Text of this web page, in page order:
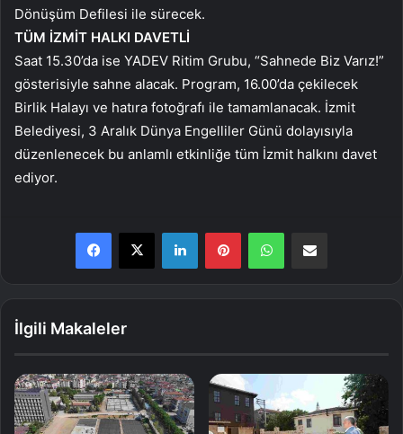
Dönüşüm Defilesi ile sürecek.
TÜM İZMİT HALKI DAVETLİ
Saat 15.30’da ise YADEV Ritim Grubu, “Sahnede Biz Varız!”
gösterisiyle sahne alacak. Program, 16.00’da çekilecek
Birlik Halayı ve hatıra fotoğrafı ile tamamlanacak. İzmit
Belediyesi, 3 Aralık Dünya Engelliler Günü dolayısıyla
düzenlenecek bu anlamlı etkinliğe tüm İzmit halkını davet
ediyor.
İlgili Makaleler